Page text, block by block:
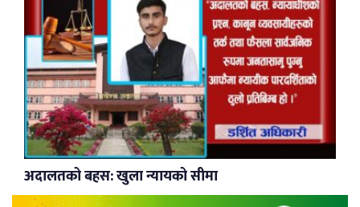
अदालतको बहस: खुला न्यायको सीमा